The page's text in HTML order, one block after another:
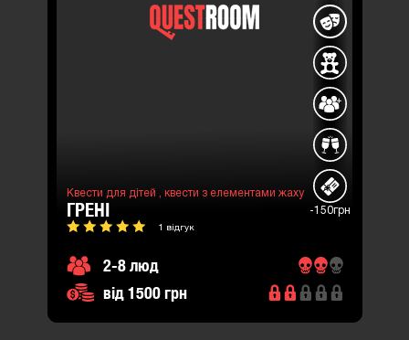
-150грн
Квести для дітей , квести з елементами жаху
ГРЕНІ
1 відгук
2-8 люд
від 1500 грн